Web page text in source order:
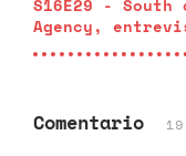
S16E29 -
Agency,
Comentario